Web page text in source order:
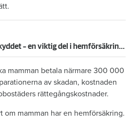
Ansvarsskyddet – en viktig del i hemförsäkringen
mamman betala närmare 300 000
av skadan, kostnaden
rättegångskostnader.
om mamman har en hemförsäkring.